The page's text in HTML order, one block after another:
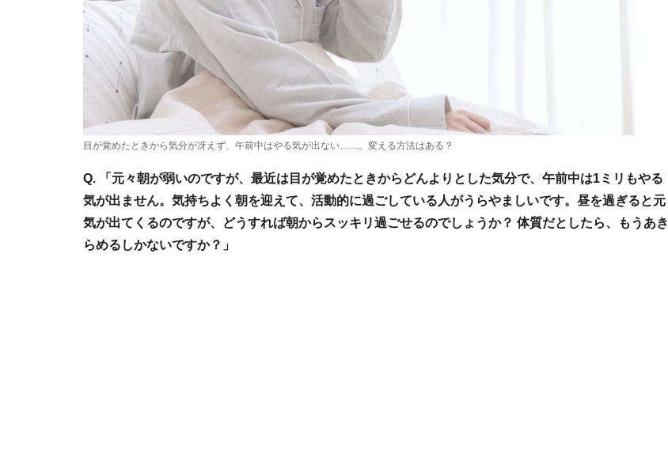
目が覚めたときから気分が冴えず、午前中はやる気が出ない……。変える方法はある？
Q. 「元々朝が弱いのですが、最近は目が覚めたときからどんよりとした気分で、午前中は1ミリもやる
気が出ません。気持ちよく朝を迎えて、活動的に過ごしている人がうらやましいです。昼を過ぎると元
気が出てくるのですが、どうすれば朝からスッキリ過ごせるのでしょうか？ 体質だとしたら、もうあき
らめるしかないですか？」